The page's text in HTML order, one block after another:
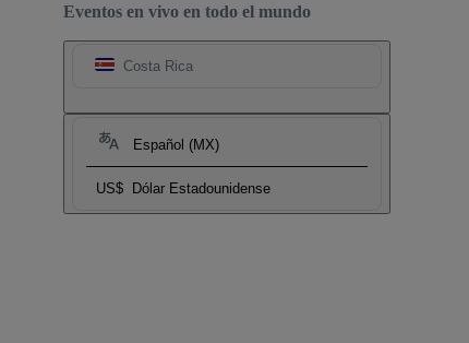
Eventos en vivo en todo el mundo
Costa Rica
Español (MX)
US$ Dólar Estadounidense